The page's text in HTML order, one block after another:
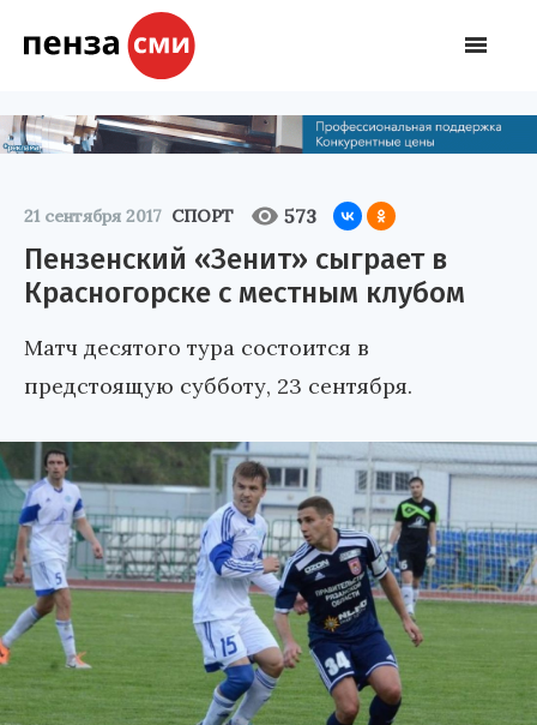
21 сентября 2017 СПОРТ 573
Пензенский «Зенит» сыграет в
Красногорске с местным клубом
Матч десятого тура состоится в
предстоящую субботу, 23 сентября.